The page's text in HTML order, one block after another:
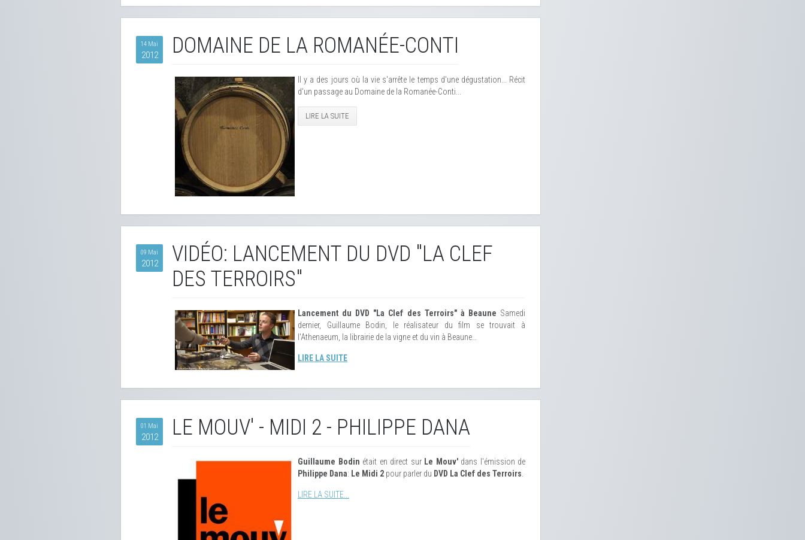
14 Mai
2012 DOMAINE DE LA ROMANÉE-CONTI
Il y a des jours où la vie s'arrête le temps d'une dégustation... Récit
d'un passage au Domaine de la Romanée-Conti...
LIRE LA SUITE
09 Mai
2012
VIDÉO: LANCEMENT DU DVD "LA CLEF
DES TERROIRS"
Lancement du DVD "La Clef des Terroirs" à Beaune Samedi
dernier, Guillaume Bodin, le réalisateur du film se trouvait à
l'Athenaeum, la librairie de la vigne et du vin à Beaune…
LIRE LA SUITE
01 Mai
2012 LE MOUV' - MIDI 2 - PHILIPPE DANA
Guillaume Bodin était en direct sur Le Mouv'dans l'émission de
Philippe Dana: Le Midi 2 pour parler du DVD La Clef des Terroirs
LIRE LA SUITE...